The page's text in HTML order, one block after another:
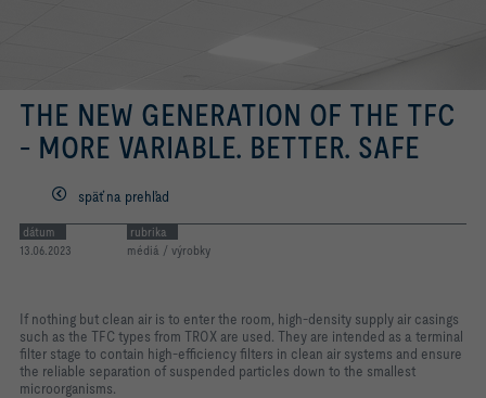
THE NEW GENERATION OF THE TFC
- MORE VARIABLE. BETTER. SAFE
späť na prehľad
dátum
13.06.2023
rubrika
médiá / výrobky
If nothing but clean air is to enter the room, high-density supply air casings
such as the TFC types from TROX are used. They are intended as a terminal
filter stage to contain high-efficiency filters in clean air systems and ensure
the reliable separation of suspended particles down to the smallest
microorganisms.